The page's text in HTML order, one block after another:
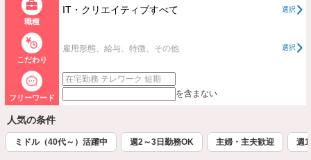
職種
IT・クリエイティブすべて 選択
こだわり
雇用形態、給与、特徴、その他 選択
フリーワード を含まない
人気の条件
ミドル（40代～）活躍中 週2～3日勤務OK 主婦・主夫歓迎 週